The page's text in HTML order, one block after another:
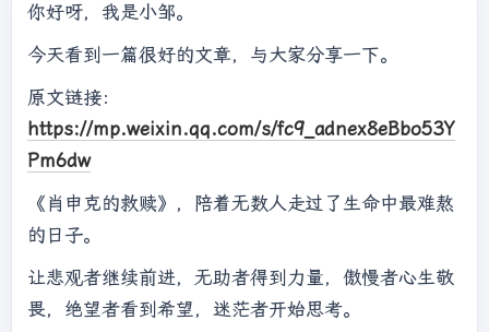
你好呀，我是小邹。
今天看到一篇很好的文章，与大家分享一下。
原文链接：
https://mp.weixin.qq.com/s/fc9_adnex8eBbo53Y
Pm6dw
《肖申克的救赎》，陪着无数人走过了生命中最难熬
的日子。
让悲观者继续前进，无助者得到力量，傲慢者心生敬
畏，绝望者看到希望，迷茫者开始思考。